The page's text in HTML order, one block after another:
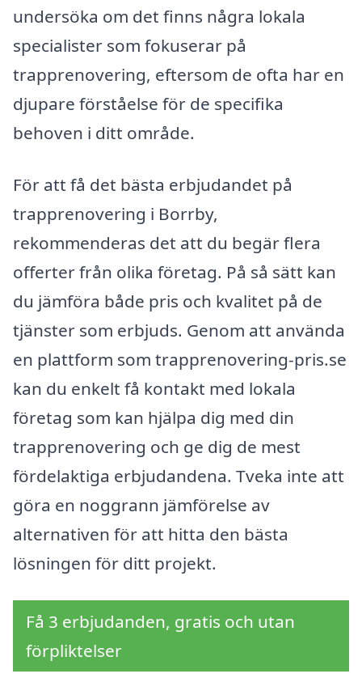
undersöka om det finns några lokala
specialister som fokuserar på
trapprenovering, eftersom de ofta har en
djupare förståelse för de specifika
behoven i ditt område.
För att få det bästa erbjudandet på
trapprenovering i Borrby,
rekommenderas det att du begär flera
offerter från olika företag. På så sätt kan
du jämföra både pris och kvalitet på de
tjänster som erbjuds. Genom att använda
en plattform som trapprenovering-pris.se
kan du enkelt få kontakt med lokala
företag som kan hjälpa dig med din
trapprenovering och ge dig de mest
fördelaktiga erbjudandena. Tveka inte att
göra en noggrann jämförelse av
alternativen för att hitta den bästa
lösningen för ditt projekt.
Få 3 erbjudanden, gratis och utan
förpliktelser